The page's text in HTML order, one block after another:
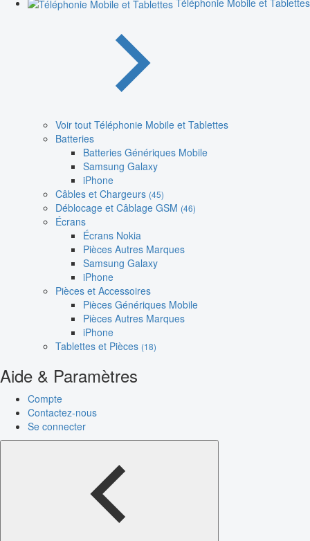
Voir tout Téléphonie Mobile et Tablettes
Batteries
Batteries Génériques Mobile
Samsung Galaxy
iPhone
Câbles et Chargeurs (45)
Déblocage et Câblage GSM (46)
Écrans
Écrans Nokia
Pièces Autres Marques
Samsung Galaxy
iPhone
Pièces et Accessoires
Pièces Génériques Mobile
Pièces Autres Marques
iPhone
Tablettes et Pièces (18)
Aide & Paramètres
Compte
Contactez-nous
Se connecter